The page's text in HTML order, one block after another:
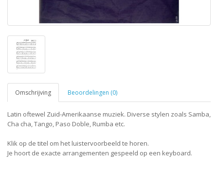
Omschrijving Beoordelingen (0)
Latin oftewel Zuid-Amerikaanse muziek. Diverse stylen zoals Samba,
Cha cha, Tango, Paso Doble, Rumba etc.
Klik op de titel om het luistervoorbeeld te horen.
Je hoort de exacte arrangementen gespeeld op een keyboard.